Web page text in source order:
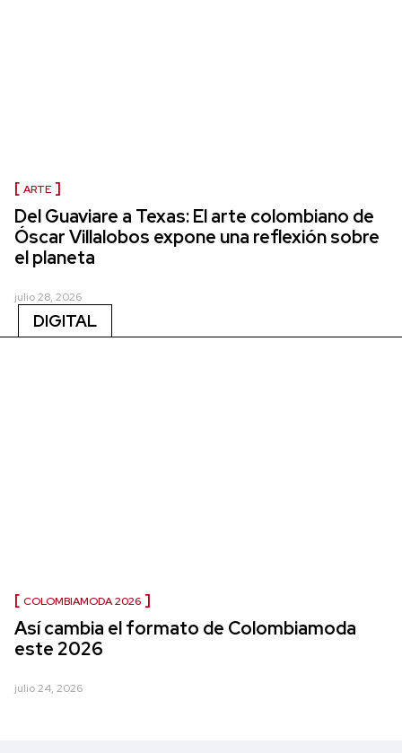
ARTE
Del Guaviare a Texas: El arte colombiano de
Óscar Villalobos expone una reflexión sobre
el planeta
julio 28, 2026
DIGITAL
COLOMBIAMODA 2026
Así cambia el formato de Colombiamoda
este 2026
julio 24, 2026